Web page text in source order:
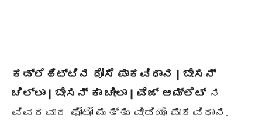
ಕಡ್ಲೆಹಿಟ್ಟಿನ ದೋಸೆ ಪಾಕವಿಧಾನ | ಬೇಸನ್
ಚಿಲ್ಲಾ | ಬೇಸನ್ ಕಾ ಚೀಲಾ | ವೆಜ್ ಆಮ್ಲೆಟ್ನ
ವಿವರವಾದ ಫೋಟೋ ಮತ್ತು ವೀಡಿಯೊ ಪಾಕವಿಧಾನ.